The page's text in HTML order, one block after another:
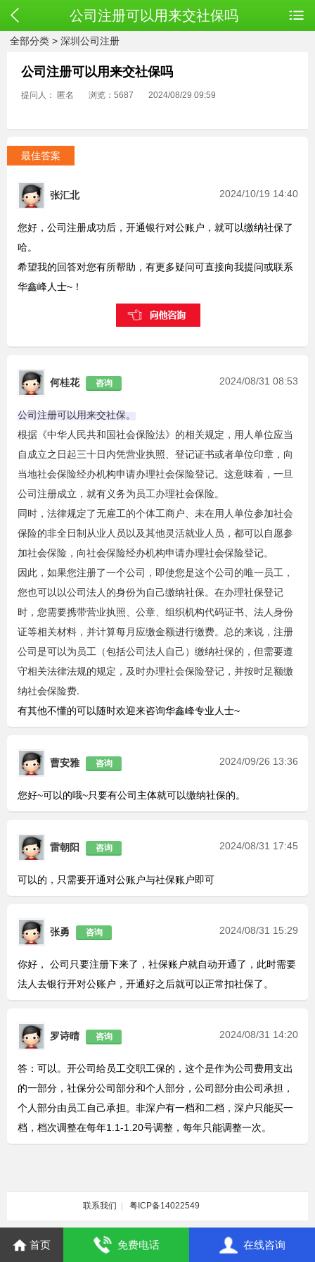
公司注册可以用来交社保吗
全部分类 > 深圳公司注册
公司注册可以用来交社保吗
提问人： 匿名 浏览：5687 2024/08/29 09:59
最佳答案
张汇北 2024/10/19 14:40
您好，公司注册成功后，开通银行对公账户，就可以缴纳社保了
哈。
希望我的回答对您有所帮助，有更多疑问可直接向我提问或联系
华鑫峰人士~！
何桂花 咨询 2024/08/31 08:53
公司注册可以用来交社保。
‌根据《中华人民共和国社会保险法》 的相关规定，用人单位应当
自成立之日起三十日内凭营业执照、登记证书或者单位印章，向
当地社会保险经办机构申请办理社会保险登记。这意味着，一旦
公司注册成立，就有义务为员工办理社会保险。
同时，法律规定了无雇工的个体工商户、未在用人单位参加社会
保险的非全日制从业人员以及其他灵活就业人员，都可以自愿参
加社会保险，向社会保险经办机构申请办理社会保险登记。
因此，如果您注册了一个公司，即使您是这个公司的唯一员工，
您也可以以公司法人的身份为自己缴纳社保。在办理社保登记
时，您需要携带营业执照、公章、组织机构代码证书、法人身份
证等相关材料，并计算每月应缴金额进行缴费。总的来说，注册
公司是可以为员工（包括公司法人自己）缴纳社保的，但需要遵
守相关法律法规的规定，及时办理社会保险登记，并按时足额缴
纳社会保险费‌.
有其他不懂的可以随时欢迎来咨询华鑫峰专业人士~
曹安雅 咨询 2024/09/26 13:36
您好~可以的哦~只要有公司主体就可以缴纳社保的。
雷朝阳 咨询 2024/08/31 17:45
可以的，只需要开通对公账户与社保账户即可
张勇 咨询 2024/08/31 15:29
你好， 公司只要注册下来了，社保账户就自动开通了，此时需要
法人去银行开对公账户，开通好之后就可以正常扣社保了。
罗诗晴 咨询 2024/08/31 14:20
答：可以。开公司给员工交职工保的，这个是作为公司费用支出
的一部分，社保分公司部分和个人部分，公司部分由公司承担，
个人部分由员工自己承担。非深户有一档和二档，深户只能买一
档，档次调整在每年1.1-1.20号调整，每年只能调整一次。
首页 免费电话 在线咨询
联系我们 | 粤ICP备14022549